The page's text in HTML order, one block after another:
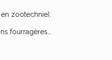
zootechnie).
fourragères…